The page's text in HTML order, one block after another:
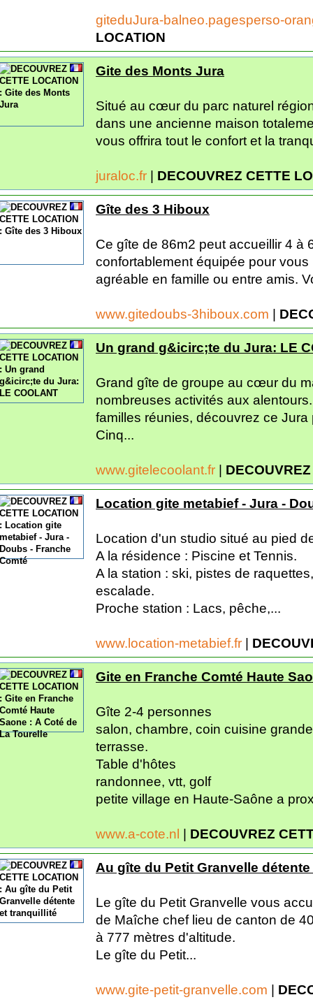
giteduJura-balneo.pagesperso-
LOCATION
Gite des Monts Jura
Situé au cœur du parc naturel
dans une ancienne maison
vous offrira tout le confort et la
juraloc.fr | DECOUVREZ CETTE
Gîte des 3 Hiboux
Ce gîte de 86m2 peut accueillir 4 à
confortablement équipée pour
agréable en famille ou entre amis.
www.gitedoubs-3hiboux.com |
Un grand g&icirc;te du Jura: LE
Grand gîte de groupe au cœur du
nombreuses activités aux
familles réunies, découvrez ce Jura
Cinq...
www.gitelecoolant.fr |
Location gite metabief - Jura -
Location d'un studio situé au pied
A la résidence : Piscine et Tennis.
A la station : ski, pistes de
escalade.
Proche station : Lacs, pêche,...
www.location-metabief.fr |
Gite en Franche Comté Haute
Gîte 2-4 personnes
salon, chambre, coin cuisine
terrasse.
Table d'hôtes
randonnee, vtt, golf
petite village en Haute-Saône a
www.a-cote.nl | DECOUVREZ
Au gîte du Petit Granvelle
Le gîte du Petit Granvelle vous
de Maîche chef lieu de canton de
à 777 mètres d'altitude.
Le gîte du Petit...
www.gite-petit-granvelle.com |